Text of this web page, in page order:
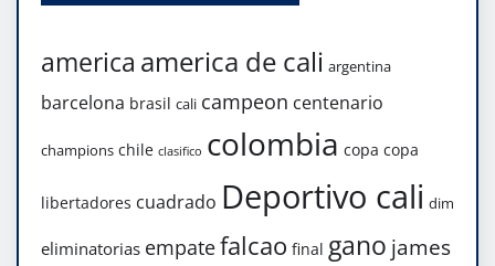
america america de cali argentina
barcelona brasil cali campeon centenario
champions chile clasifico colombia copa copa
libertadores cuadrado Deportivo cali dim
eliminatorias empatefalcao final gano james